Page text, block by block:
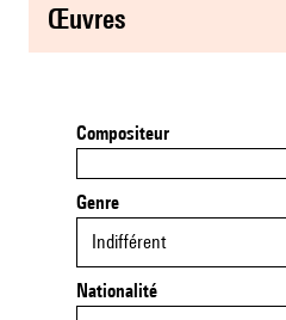
œuvres
Compositeur
Genre
Indifférent
Nationalité